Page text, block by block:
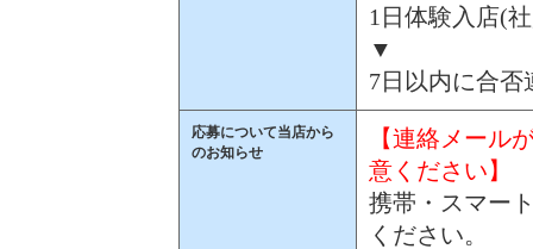
1日体験入店(
▼
7日以内に合否
応募について当店から
のお知らせ
【連絡メール
意ください】
携帯・スマー
ください。